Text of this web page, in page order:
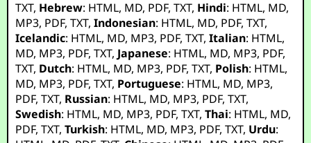
TXT, Hebrew: HTML, MD, PDF,TXT, Hindi: HTML, MD,
MP3, PDF,TXT,Indonesian: HTML, MD, PDF,TXT,
Icelandic: HTML, MD, MP3, PDF,TXT,Italian: HTML,
MD, MP3, PDF,TXT, Japanese: HTML, MD, MP3, PDF,
TXT, Dutch: HTML, MD, MP3, PDF,TXT, Polish: HTML,
MD, MP3, PDF,TXT, Portuguese: HTML, MD, MP3,
PDF,TXT, Russian: HTML, MD, MP3, PDF,TXT,
Swedish: HTML, MD, MP3, PDF,TXT,Thai: HTML, MD,
PDF,TXT,Turkish: HTML, MD, MP3, PDF,TXT, Urdu: